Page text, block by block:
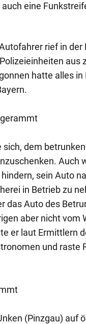
auch eine
rief in der
aus
hatte alles in
sich, dem
Auch
sein Auto
in Betrieb zu
das Auto des
aber nicht vom
er laut Ermittlern
und raste
(Pinzgau) auf